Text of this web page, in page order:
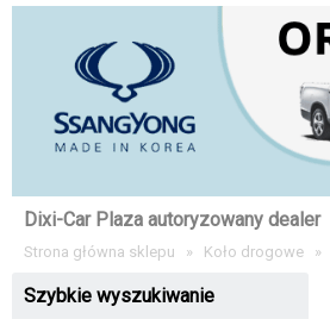
Dixi-Car Plaza autoryzowany dealer
Strona główna sklepu » Koło drogowe »
Szybkie wyszukiwanie